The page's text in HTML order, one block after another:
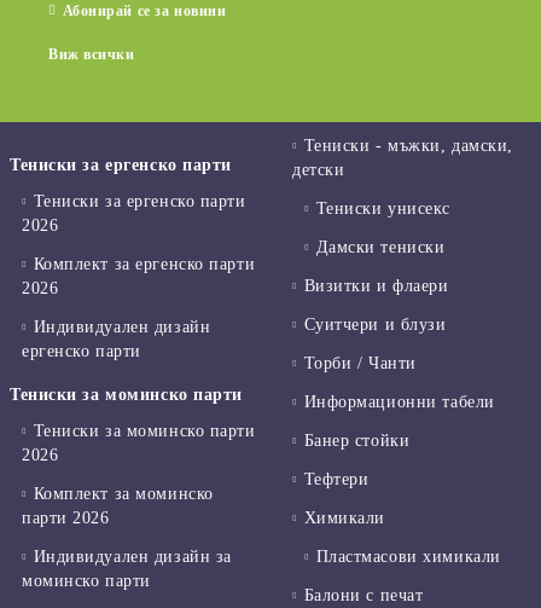
Абонирай се за новини
Виж всички
Тениски за ергенско парти
Тениски за ергенско парти
2026
Комплект за ергенско парти
2026
Индивидуален дизайн
ергенско парти
Тениски за моминско парти
Тениски за моминско парти
2026
Комплект за моминско
парти 2026
Индивидуален дизайн за
моминско парти
Тениски - мъжки, дамски,
детски
Тениски унисекс
Дамски тениски
Визитки и флаери
Суитчери и блузи
Торби / Чанти
Информационни табели
Банер стойки
Тефтери
Химикали
Пластмасови химикали
Балони с печат